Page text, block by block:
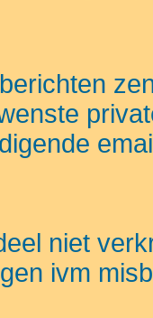
niet
ivm